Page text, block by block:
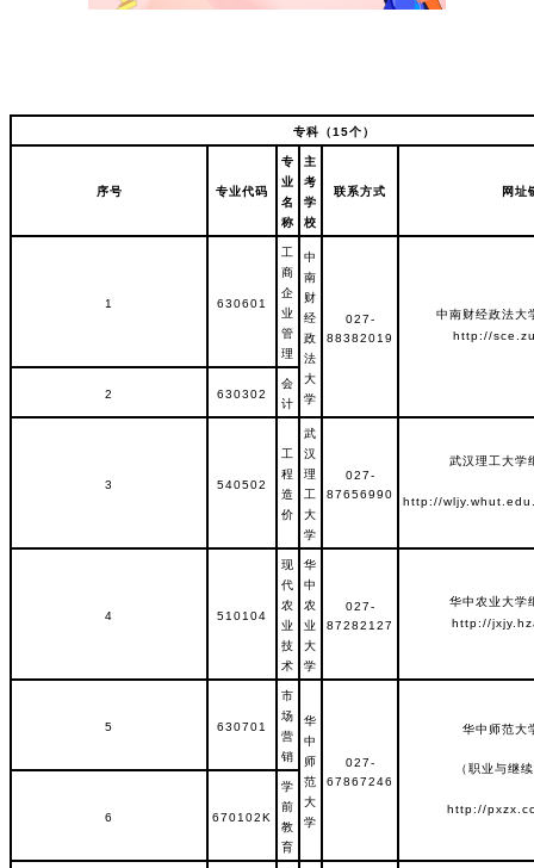
专科（15个）
序号 专业代码
专
业
名
称
主
考
学
校
联系方式 网址
1 630601
工
商
企
业
管
理
中
南
财
经
政
法
大
学
027-
88382019
中南财经政法大
http://
2 630302
会
计
3 540502
工
程
造
价
武
汉
理
工
大
学
027-
87656990
武汉理工大学
http://
4 510104
现
代
农
业
技
术
华
中
农
业
大
学
027-
87282127
华中农业大学
http://
5 630701
市
场
营
销
华
中
师
范
大
学
027-
67867246
华中师范大
（职业与继
http://
6 670102K
学
前
教
育